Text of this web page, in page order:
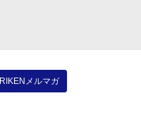
RIKENメルマガ